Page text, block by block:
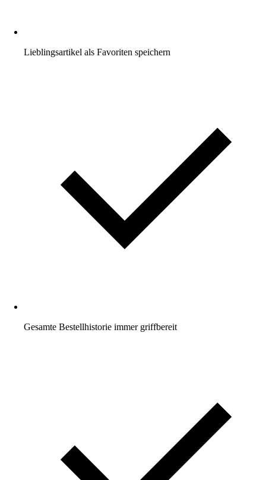
Lieblingsartikel als Favoriten speichern
Gesamte Bestellhistorie immer griffbereit